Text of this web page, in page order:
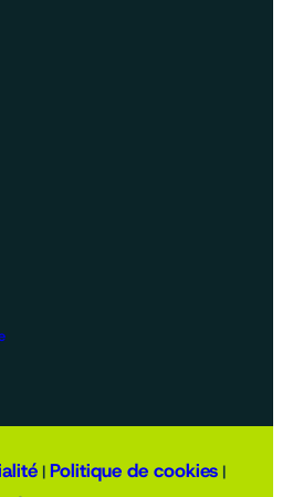
| Politique de cookies |